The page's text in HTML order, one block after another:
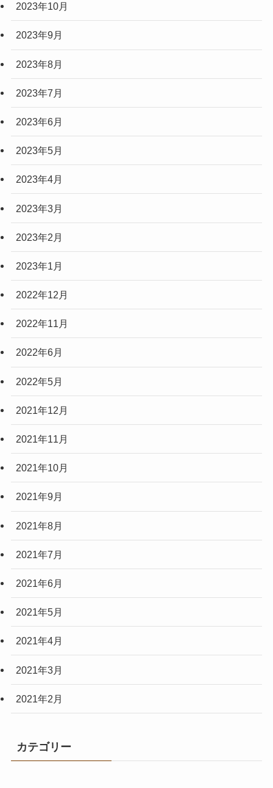
2023年10月
2023年9月
2023年8月
2023年7月
2023年6月
2023年5月
2023年4月
2023年3月
2023年2月
2023年1月
2022年12月
2022年11月
2022年6月
2022年5月
2021年12月
2021年11月
2021年10月
2021年9月
2021年8月
2021年7月
2021年6月
2021年5月
2021年4月
2021年3月
2021年2月
カテゴリー